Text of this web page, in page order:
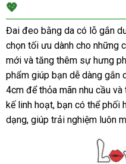
💖
Đai đeo bằng da có lỗ gắn
chọn tối ưu dành cho những
mới và tăng thêm sự hưng
phẩm giúp bạn dễ dàng
4cm để thỏa mãn nhu cầu
kế linh hoạt, bạn có thể phối
dạng, giúp trải nghiệm luôn